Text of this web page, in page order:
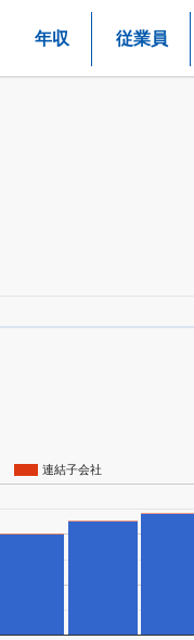
年収 従業員
連結子会社